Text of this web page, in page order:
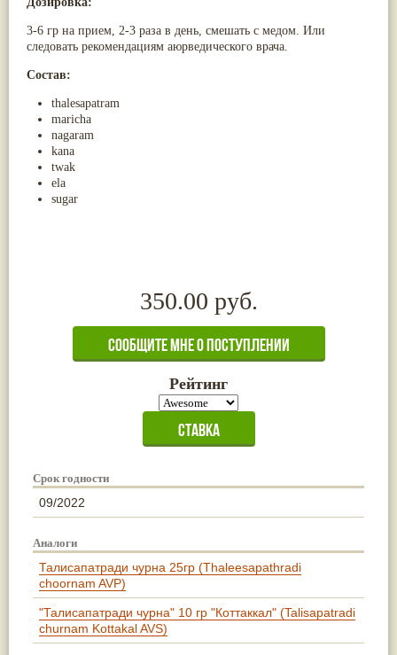
3-6 гр на прием, 2-3 раза в день, смешать с медом. Или
следовать рекомендациям аюрведического врача.
Состав:
thalesapatram
maricha
nagaram
kana
twak
ela
sugar
350.00 руб.
Рейтинг
Срок годности
09/2022
Аналоги
Талисапатради чурна 25гр (Thaleesapathradi
choornam AVP)
"Талисапатради чурна" 10 гр "Коттаккал" (Talisapatradi
churnam Kottakal AVS)
Каранджа(8)
Касторовое масло(8)
Мята(8)
more...